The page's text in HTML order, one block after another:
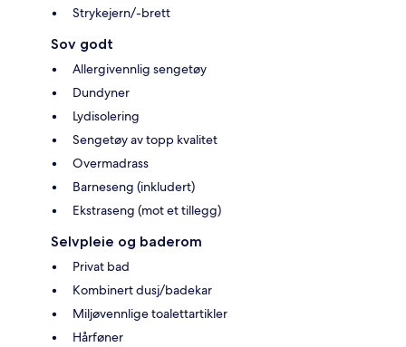
Strykejern/-brett
Sov godt
Allergivennlig sengetøy
Dundyner
Lydisolering
Sengetøy av topp kvalitet
Overmadrass
Barneseng (inkludert)
Ekstraseng (mot et tillegg)
Selvpleie og baderom
Privat bad
Kombinert dusj/badekar
Miljøvennlige toalettartikler
Hårføner